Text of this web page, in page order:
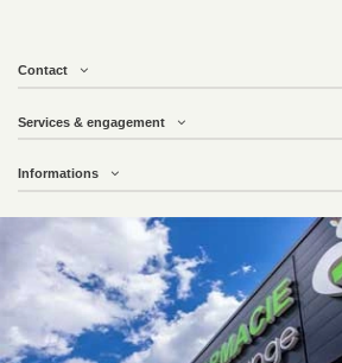
Contact
Services & engagement
Informations